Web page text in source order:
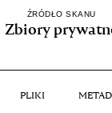
PLIKI
ŹRÓDŁO SKANU
Zbiory